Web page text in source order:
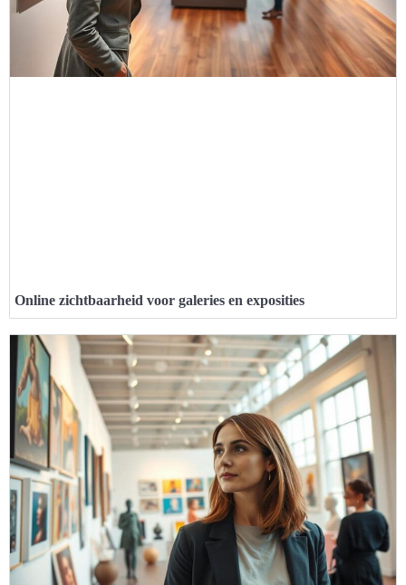
Online zichtbaarheid voor galeries en exposities